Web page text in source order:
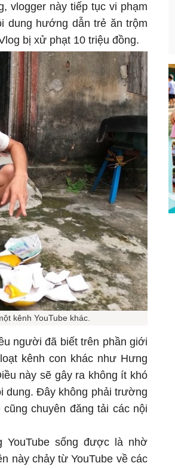
vlogger này tiếp tục vi phạm
dung hướng dẫn trẻ ăn trộm
bị xử phạt 10 triệu đồng.
kênh YouTube khác.
người đã biết trên phần giới
kênh con khác như Hưng
này sẽ gây ra không ít khó
dung. Đây không phải trường
chuyên đăng tải các nội
YouTube sống được là nhờ
này chảy từ YouTube về các